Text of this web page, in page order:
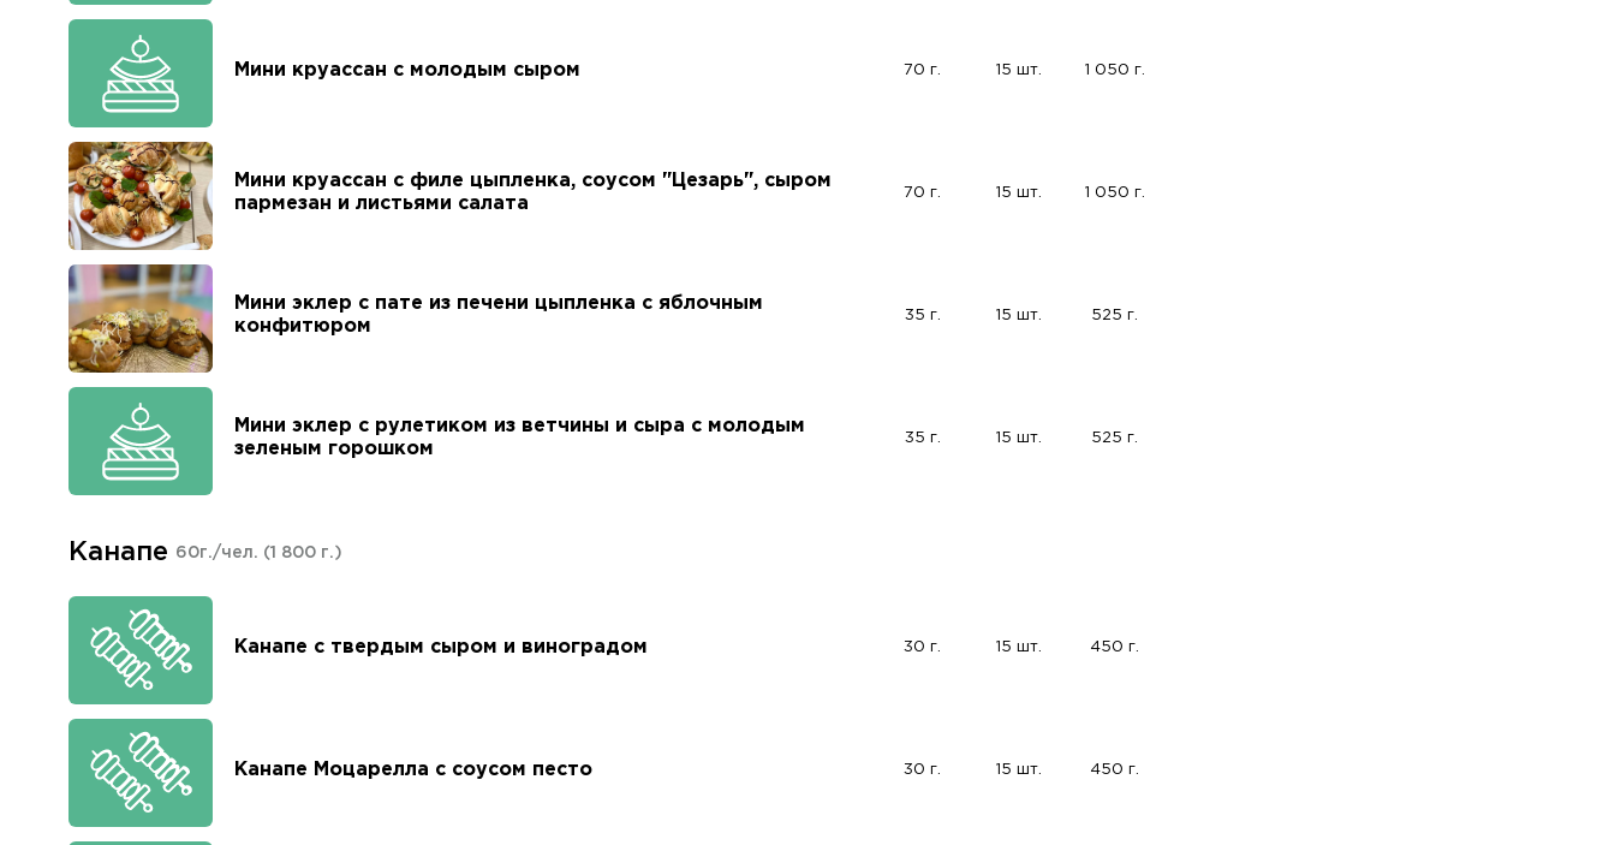
Мини круассан с молодым сыром 70 г. 15 шт. 1 050 г.
Мини круассан с филе цыпленка, соусом "Цезарь", сыром
пармезан и листьями салата
70 г. 15 шт. 1 050 г.
Мини эклер с пате из печени цыпленка с яблочным
конфитюром
35 г. 15 шт. 525 г.
Мини эклер с рулетиком из ветчины и сыра с молодым
зеленым горошком
35 г. 15 шт. 525 г.
Канапе 60г./чел. (1 800 г.)
Канапе с твердым сыром и виноградом 30 г. 15 шт. 450 г.
Канапе Моцарелла с соусом песто 30 г. 15 шт. 450 г.